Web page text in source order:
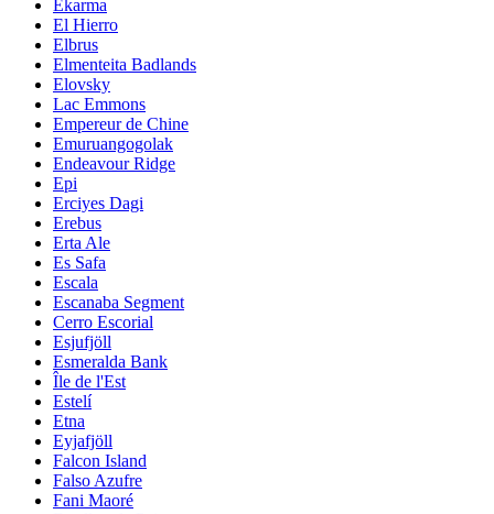
Ekarma
El Hierro
Elbrus
Elmenteita Badlands
Elovsky
Lac Emmons
Empereur de Chine
Emuruangogolak
Endeavour Ridge
Epi
Erciyes Dagi
Erebus
Erta Ale
Es Safa
Escala
Escanaba Segment
Cerro Escorial
Esjufjöll
Esmeralda Bank
Île de l'Est
Estelí
Etna
Eyjafjöll
Falcon Island
Falso Azufre
Fani Maoré